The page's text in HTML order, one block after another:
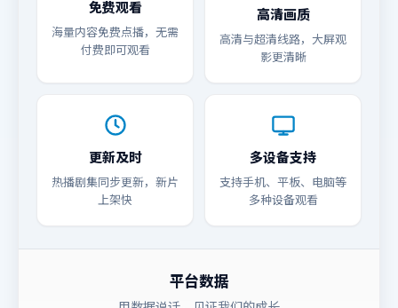
免费观看
海量内容免费点播，无需
付费即可观看
高清画质
高清与超清线路，大屏观
影更清晰
更新及时
热播剧集同步更新，新片
上架快
多设备支持
支持手机、平板、电脑等
多种设备观看
平台数据